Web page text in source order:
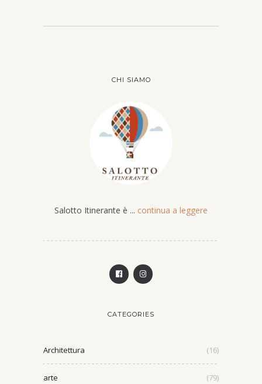
CHI SIAMO
Salotto Itinerante è ... continua a leggere
CATEGORIES
Architettura (16)
arte (79)